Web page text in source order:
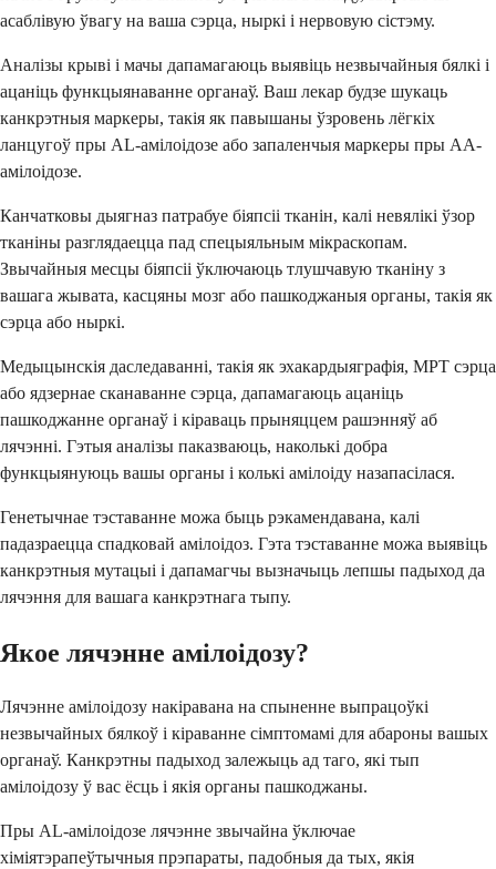
асаблівую ўвагу на ваша сэрца, ныркі і нервовую сістэму.
Аналізы крыві і мачы дапамагаюць выявіць незвычайныя бялкі і
ацаніць функцыянаванне органаў. Ваш лекар будзе шукаць
канкрэтныя маркеры, такія як павышаны ўзровень лёгкіх
ланцугоў пры AL-амілоідозе або запаленчыя маркеры пры AA-
амілоідозе.
Канчатковы дыягназ патрабуе біяпсіі тканін, калі невялікі ўзор
тканіны разглядаецца пад спецыяльным мікраскопам.
Звычайныя месцы біяпсіі ўключаюць тлушчавую тканіну з
вашага жывата, касцяны мозг або пашкоджаныя органы, такія як
сэрца або ныркі.
Медыцынскія даследаванні, такія як эхакардыяграфія, МРТ сэрца
або ядзернае сканаванне сэрца, дапамагаюць ацаніць
пашкоджанне органаў і кіраваць прыняццем рашэнняў аб
лячэнні. Гэтыя аналізы паказваюць, наколькі добра
функцыянуюць вашы органы і колькі амілоіду назапасілася.
Генетычнае тэставанне можа быць рэкамендавана, калі
падазраецца спадковай амілоідоз. Гэта тэставанне можа выявіць
канкрэтныя мутацыі і дапамагчы вызначыць лепшы падыход да
лячэння для вашага канкрэтнага тыпу.
Якое лячэнне амілоідозу?
Лячэнне амілоідозу накіравана на спыненне выпрацоўкі
незвычайных бялкоў і кіраванне сімптомамі для абароны вашых
органаў. Канкрэтны падыход залежыць ад таго, які тып
амілоідозу ў вас ёсць і якія органы пашкоджаны.
Пры AL-амілоідозе лячэнне звычайна ўключае
хіміятэрапеўтычныя прэпараты, падобныя да тых, якія